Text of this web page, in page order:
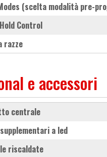
Modes (scelta modalità pre-
Hold Control
razze
e accessori
centrale
a led
riscaldate